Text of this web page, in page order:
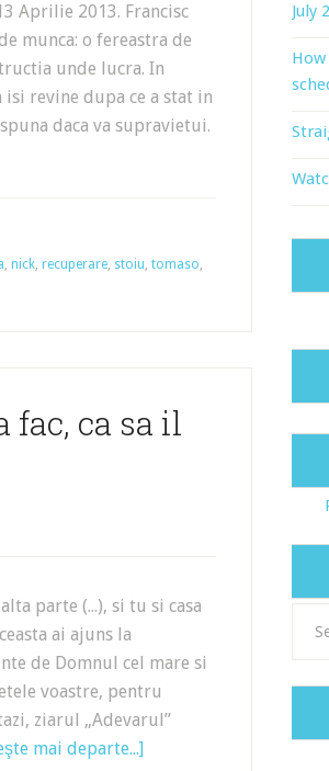
Aprilie 2013. Francisc
munca: o fereastra de
unde lucra. In
revine dupa ce a stat in
daca va supravietui.
, nick, recuperare, stoiu, tomaso,
fac, ca sa il
parte (...), si tu si casa
ai ajuns la
de Domnul cel mare si
voastre, pentru
ziarul „Adevarul”
mai departe...]
July